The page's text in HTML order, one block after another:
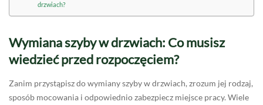
drzwiach?
Wymiana szyby w drzwiach: Co musisz
wiedzieć przed rozpoczęciem?
Zanim przystąpisz do wymiany szyby w drzwiach, zrozum jej rodzaj,
sposób mocowania i odpowiednio zabezpiecz miejsce pracy. Wiele